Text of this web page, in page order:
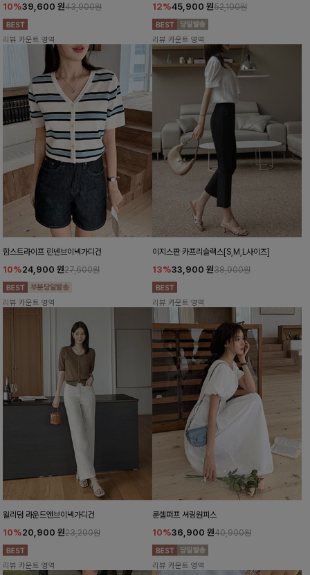
10%39,600 원43,900원
리뷰 카운트 영역
12%45,900 원52,100원
리뷰 카운트 영역
함스트라이프 린넨브이넥가디건
10%24,900 원27,600원
리뷰 카운트 영역
이지스판 카프리슬랙스[S,M,L사이즈]
13%33,900 원38,900원
리뷰 카운트 영역
윌리덤 라운드앤브이넥가디건
10%20,900 원23,200원
리뷰 카운트 영역
룬셀퍼프 셔링원피스
10%36,900 원40,900원
리뷰 카운트 영역